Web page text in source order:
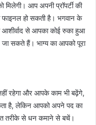
आप अपनी प्रॉपर्टी की
फाइनल हो सकती है। भगवान के
से आपका कोई रुका हुआ
जा सकते हैं। भाग्य का आपको पूरा
रहेगा और आपके काम भी बढ़ेंगे,
है, लेकिन आपको अपने पद का
तरीके से धन कमाने से बचें।